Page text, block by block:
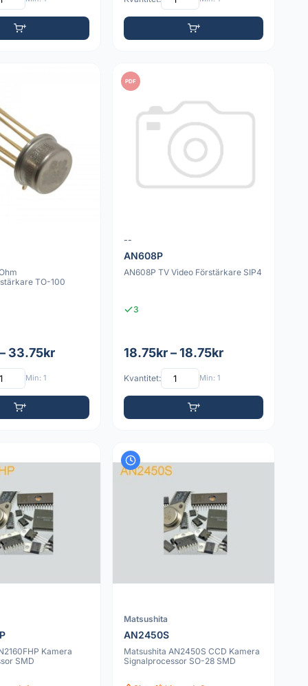
TO-100
33.75kr
Min: 1
PDF
--
AN608P
AN608P TV Video Förstärkare SIP4
3
18.75kr – 18.75kr
Kvantitet: Min: 1
Kamera
SMD
Matsushita
AN2450S
Matsushita AN2450S CCD Kamera
Signalprocessor SO-28 SMD